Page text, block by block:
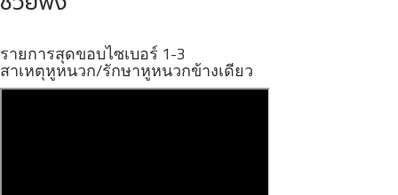
รายการสุดขอบไซเบอร์ 1-3
สาเหตุหูหนวก/รักษาหูหนวกข้างเดียว